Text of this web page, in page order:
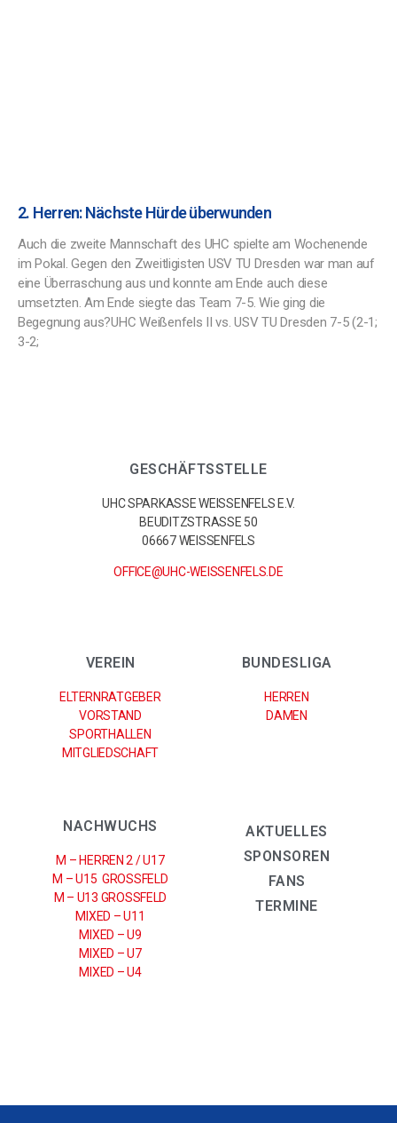
2. Herren: Nächste Hürde überwunden
Auch die zweite Mannschaft des UHC spielte am Wochenende
im Pokal. Gegen den Zweitligisten USV TU Dresden war man auf
eine Überraschung aus und konnte am Ende auch diese
umsetzten. Am Ende siegte das Team 7-5. Wie ging die
Begegnung aus?UHC Weißenfels II vs. USV TU Dresden 7-5 (2-1;
3-2;
GESCHÄFTSSTELLE
UHC SPARKASSE WEISSENFELS E.V.
BEUDITZSTRASSE 50
06667 WEISSENFELS
OFFICE@UHC-WEISSENFELS.DE
VEREIN
ELTERNRATGEBER
VORSTAND
SPORTHALLEN
MITGLIEDSCHAFT
BUNDESLIGA
HERREN
DAMEN
NACHWUCHS
M – HERREN 2 / U17
M – U15 GROSSFELD
M – U13 GROSSFELD
MIXED – U11
MIXED – U9
MIXED – U7
MIXED – U4
AKTUELLES
SPONSOREN
FANS
TERMINE